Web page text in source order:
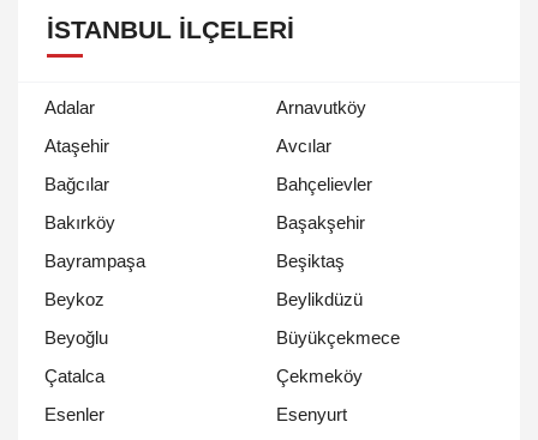
İSTANBUL İLÇELERI
Adalar
Arnavutköy
Ataşehir
Avcılar
Bağcılar
Bahçelievler
Bakırköy
Başakşehir
Bayrampaşa
Beşiktaş
Beykoz
Beylikdüzü
Beyoğlu
Büyükçekmece
Çatalca
Çekmeköy
Esenler
Esenyurt